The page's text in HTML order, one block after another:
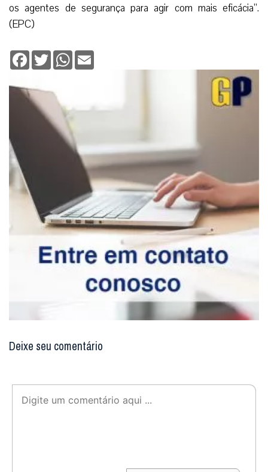
os agentes de segurança para agir com mais eficácia”.
(EPC)
Facebook
TwitterWhatsApp
Deixe seu comentário